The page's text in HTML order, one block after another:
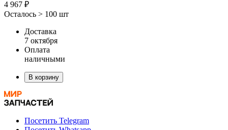
4 967 ₽
Осталось > 100 шт
Доставка
7 октября
Оплата
наличными
В корзину
Посетить Telegram